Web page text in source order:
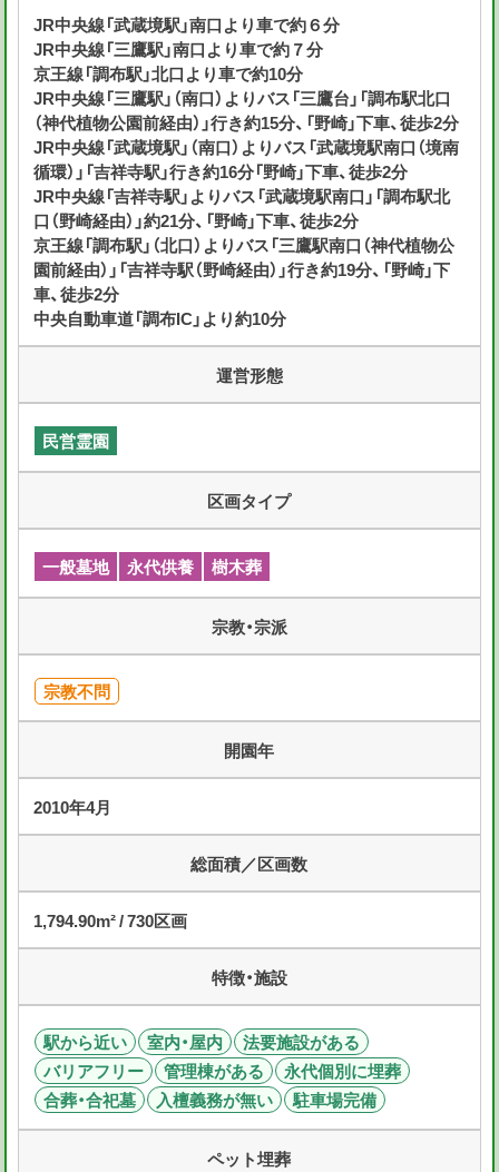
JR中央線「武蔵境駅」南口より車で約６分
JR中央線「三鷹駅」南口より車で約７分
京王線「調布駅」北口より車で約10分
JR中央線「三鷹駅」（南口）よりバス「三鷹台」「調布駅北口
（神代植物公園前経由）」行き約15分、「野崎」下車、徒歩2分
JR中央線「武蔵境駅」（南口）よりバス「武蔵境駅南口（境南
循環）」「吉祥寺駅」行き約16分「野崎」下車、徒歩2分
JR中央線「吉祥寺駅」よりバス「武蔵境駅南口」「調布駅北
口（野崎経由）」約21分、「野崎」下車、徒歩2分
京王線「調布駅」（北口）よりバス「三鷹駅南口（神代植物公
園前経由）」「吉祥寺駅（野崎経由）」行き約19分、「野崎」下
車、徒歩2分
中央自動車道「調布IC」より約10分
運営形態
民営霊園
区画タイプ
一般墓地 永代供養 樹木葬
宗教・宗派
宗教不問
開園年
2010年4月
総面積／区画数
1,794.90m² / 730区画
特徴・施設
駅から近い 室内・屋内
法要施設がある
バリアフリー
管理棟がある
永代個別に埋葬
合葬・合祀墓
入檀義務が無い 駐車場完備
ペット埋葬